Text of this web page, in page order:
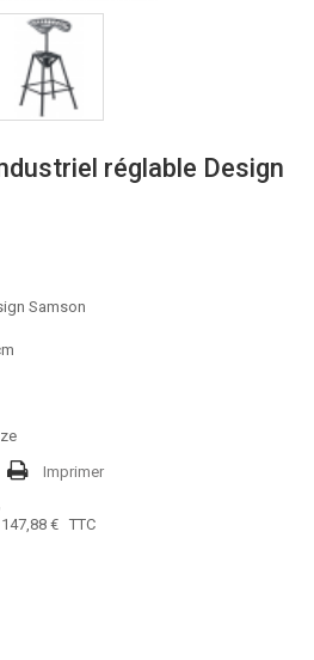
réglable Design
Samson
Imprimer
147,88 € TTC